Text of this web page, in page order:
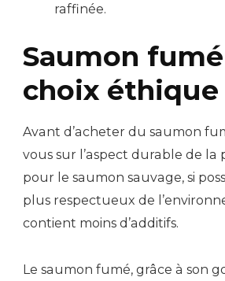
raffinée.
Saumon
choix éthique
Avant d’acheter du saumon
vous sur l’aspect durable de la
pour le saumon sauvage, si
plus respectueux de
contient moins d’additifs.
Le saumon fumé, grâce à son